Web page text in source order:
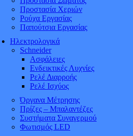
Προστασία Χεριών
Ρούχα Εργασίας
Παπούτσια Εργασίας
Ηλεκτρολογικά
Schneider
Ασφάλειες
Ενδεικτικές Λυχνίες
Ρελέ Διαρροής
Ρελέ Ισχύος
Όργανα Μέτρησης
Πρίζες – Μπαλαντέζες
Συστήματα Συναγερμού
Φωτισμός LED